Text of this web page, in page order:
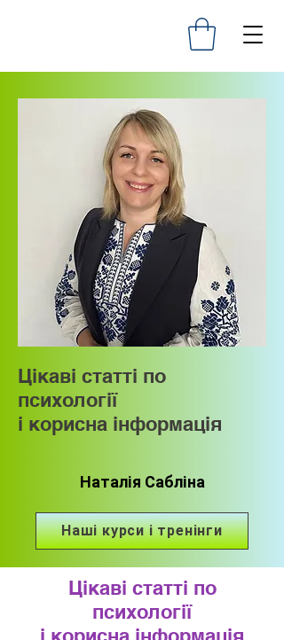
Цікаві статті по
психології
і корисна інформація
Наталія Сабліна
Наші курси і тренінги
Цікаві статті по
психології